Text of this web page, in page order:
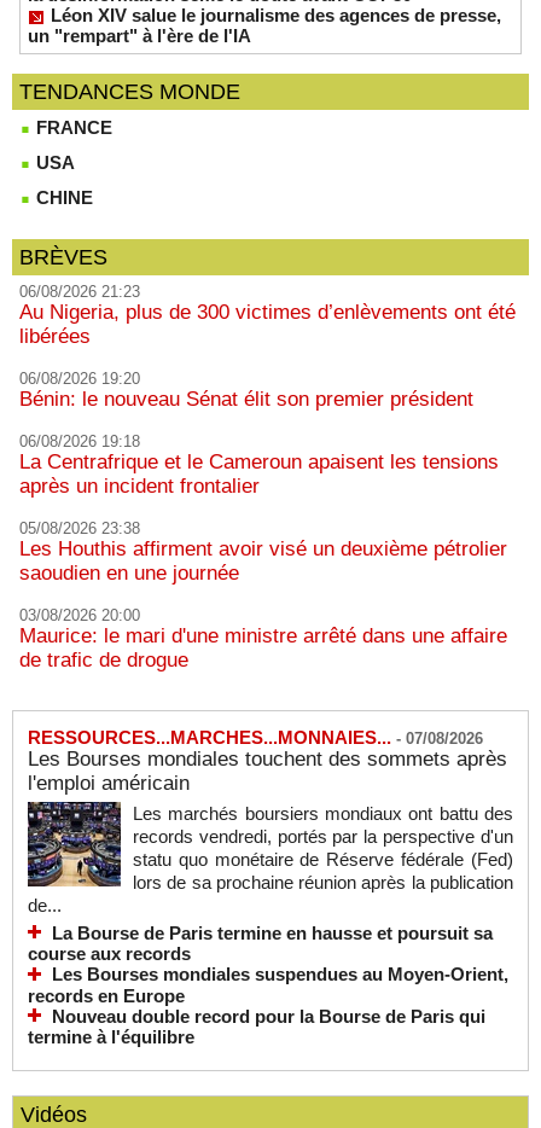
Léon XIV salue le journalisme des agences de presse,
un "rempart" à l'ère de l'IA
TENDANCES MONDE
FRANCE
USA
CHINE
BRÈVES
06/08/2026 21:23
Au Nigeria, plus de 300 victimes d’enlèvements ont été
libérées
06/08/2026 19:20
Bénin: le nouveau Sénat élit son premier président
06/08/2026 19:18
La Centrafrique et le Cameroun apaisent les tensions
après un incident frontalier
05/08/2026 23:38
Les Houthis affirment avoir visé un deuxième pétrolier
saoudien en une journée
03/08/2026 20:00
Maurice: le mari d'une ministre arrêté dans une affaire
de trafic de drogue
RESSOURCES...MARCHES...MONNAIES... - 07/08/2026
Les Bourses mondiales touchent des sommets après
l'emploi américain
Les marchés boursiers mondiaux ont battu des
records vendredi, portés par la perspective d'un
statu quo monétaire de Réserve fédérale (Fed)
lors de sa prochaine réunion après la publication
de...
La Bourse de Paris termine en hausse et poursuit sa
course aux records
Les Bourses mondiales suspendues au Moyen-Orient,
records en Europe
Nouveau double record pour la Bourse de Paris qui
termine à l'équilibre
Vidéos